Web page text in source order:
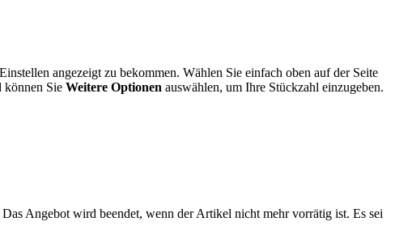
angezeigt zu bekommen. Wählen Sie einfach oben auf der Seite
können Sie Weitere Optionen auswählen, um Ihre Stückzahl einzugeben.
Angebot wird beendet, wenn der Artikel nicht mehr vorrätig ist. Es sei